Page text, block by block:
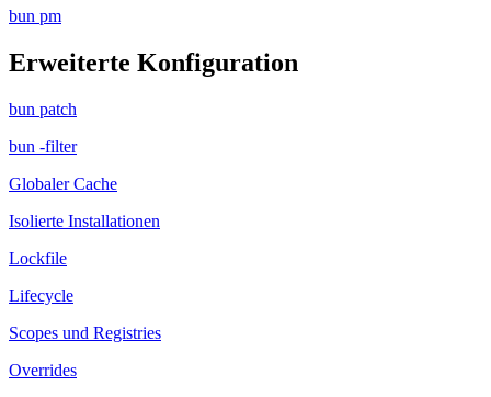
bun pm
Erweiterte Konfiguration
bun patch
bun -filter
Globaler Cache
Isolierte Installationen
Lockfile
Lifecycle
Scopes und Registries
Overrides